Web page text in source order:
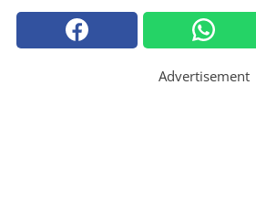
Advertisement